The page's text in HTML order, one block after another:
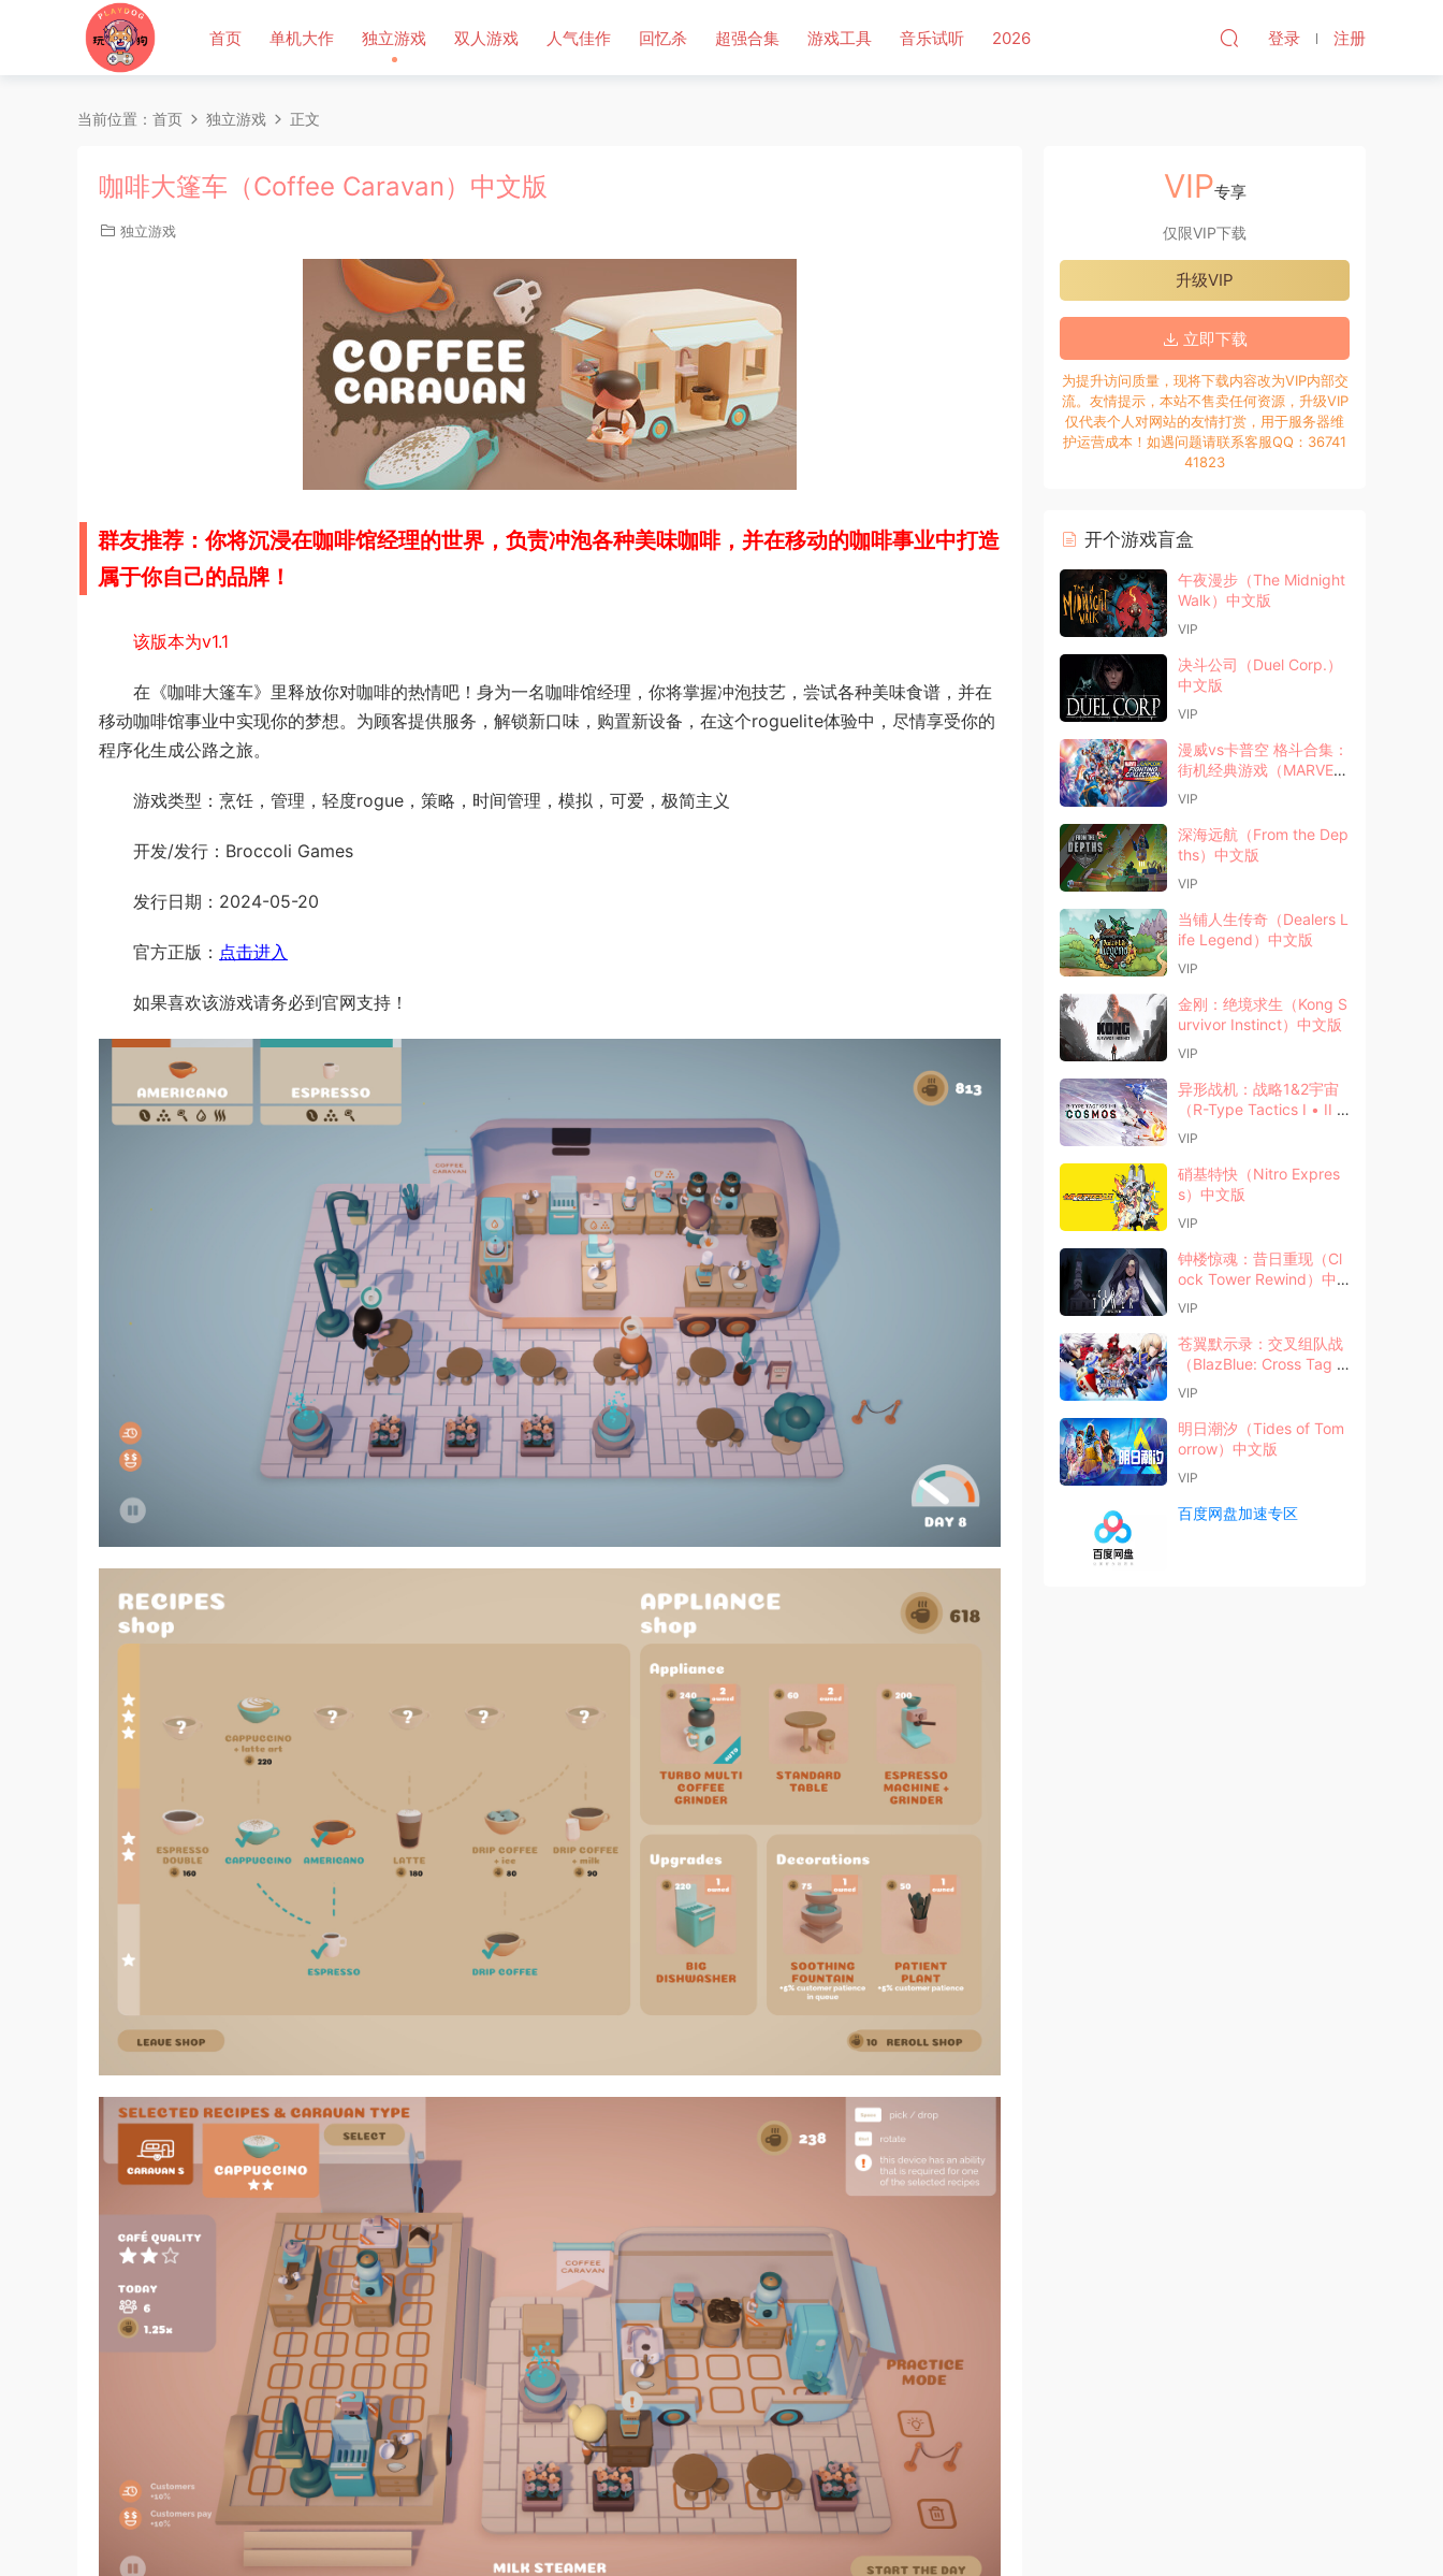
首页 单机大作 独立游戏 双人游戏 人气佳作 回忆杀 超强合集 游戏工具 音乐试听 2026 登录 注册
当前位置： 首页 独立游戏 正文
咖啡大篷车（Coffee Caravan）中文版
独立游戏
群友推荐：你将沉浸在咖啡馆经理的世界，负责冲泡各种美味咖啡，并在移动的咖啡事业中打造
属于你自己的品牌 ！
该版本为v1.1
在《咖啡大篷车》里释放你对咖啡的热情吧！身为一名咖啡馆经理，你将掌握冲泡技艺，尝试各种美味食谱，并在
移动咖啡馆事业中实现你的梦想。为顾客提供服务，解锁新口味，购置新设备，在这个roguelite体验中，尽情享受你的
程序化生成公路之旅。
游戏类型：烹饪，管理，轻度rogue，策略，时间管理，模拟，可爱，极简主义
开发/发行：Broccoli Games
发行日期：2024-05-20
官方正版： 点击进入
如果喜欢该游戏请务必到官网支持！
VIP专享
仅限VIP下载
升级VIP
立即下载
为提升访问质量，现将下载内容改为VIP内部交
流。友情提示，本站不售卖任何资源，升级VIP
仅代表个人对网站的友情打赏，用于服务器维
护运营成本！如遇问题请联系客服QQ：36741
41823
开个游戏盲盒
午夜漫步（The Midnight
Walk）中文版
VIP
决斗公司（Duel Corp.）
中文版
VIP
漫威vs卡普空 格斗合集：
街机经典游戏（MARVEL
vs CAPCOM）中文版
VIP
深海远航（From the Dep
ths）中文版
VIP
当铺人生传奇（Dealers L
ife Legend）中文版
VIP
金刚：绝境求生（Kong S
urvivor Instinct）中文版
VIP
异形战机：战略1&2宇宙
（R-Type Tactics I • II C
osmos）中文版
VIP
硝基特快（Nitro Expres
s）中文版
VIP
钟楼惊魂：昔日重现（Cl
ock Tower Rewind）中
文版
VIP
苍翼默示录：交叉组队战
（BlazBlue: Cross Tag B
attle）中文版
VIP
明日潮汐（Tides of Tom
orrow）中文版
VIP
百度网盘加速专区